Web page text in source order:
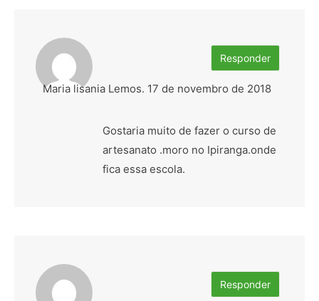
Maria lisania Lemos. 17 de novembro de 2018
Gostaria muito de fazer o curso de
artesanato .moro no Ipiranga.onde
fica essa escola.
Responder
Responder